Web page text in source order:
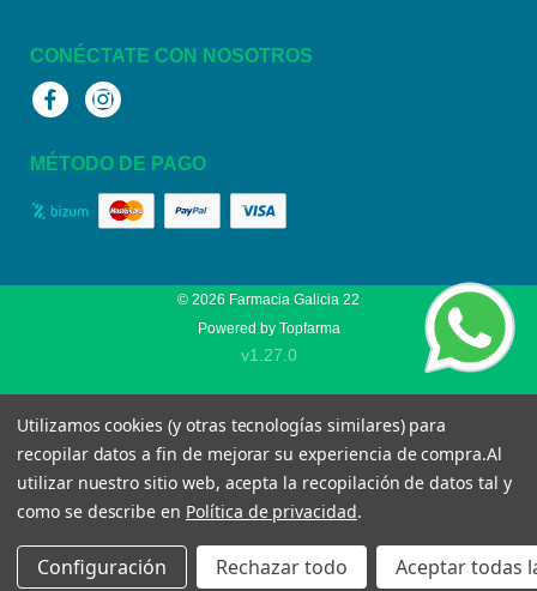
CONÉCTATE CON NOSOTROS
FacebookInstagram
MÉTODO DE PAGO
© 2026 Farmacia Galicia 22
Powered by Topfarma
v1.27.0
Utilizamos cookies (y otras tecnologías similares) para
recopilar datos a fin de mejorar su experiencia de compra.Al
utilizar nuestro sitio web, acepta la recopilación de datos tal y
como se describe en Política de privacidad.
Configuración Rechazar todo Aceptar todas